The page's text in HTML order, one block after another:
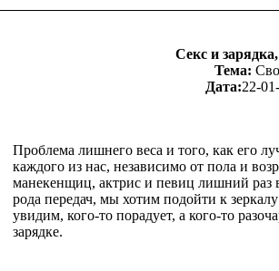
Секс и
Тема:
Дата:22-
Проблема лишнего веса и того, как его
каждого из нас, независимо от пола и
манекенщиц, актрис и певиц лишний раз
рода передач, мы хотим подойти к
увидим, кого-то порадует, а кого-то
зарядке.